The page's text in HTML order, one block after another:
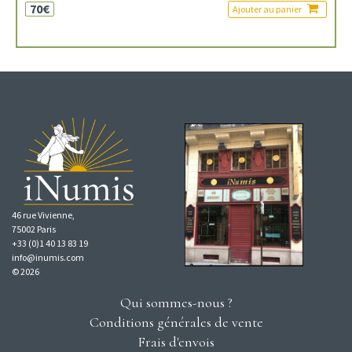
70€ Ajouter au panier
46 rue Vivienne,
75002 Paris
+33 (0)1 40 13 83 19
info@inumis.com
© 2026
Qui sommes-nous ?
Conditions générales de vente
Frais d'envois